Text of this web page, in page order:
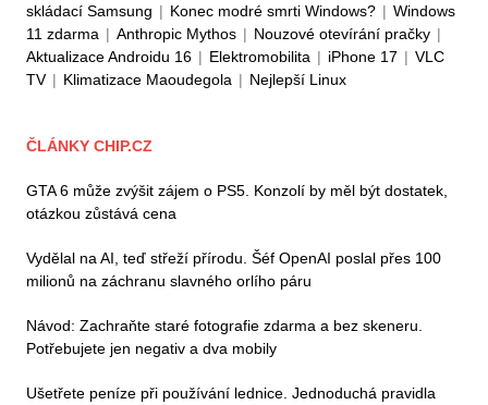
skládací Samsung | Konec modré smrti Windows? | Windows
11 zdarma | Anthropic Mythos | Nouzové otevírání pračky |
Aktualizace Androidu 16 | Elektromobilita | iPhone 17 | VLC
TV | Klimatizace Maoudegola | Nejlepší Linux
ČLÁNKY CHIP.CZ
GTA 6 může zvýšit zájem o PS5. Konzolí by měl být dostatek,
otázkou zůstává cena
Vydělal na AI, teď střeží přírodu. Šéf OpenAI poslal přes 100
milionů na záchranu slavného orlího páru
Návod: Zachraňte staré fotografie zdarma a bez skeneru.
Potřebujete jen negativ a dva mobily
Ušetřete peníze při používání lednice. Jednoduchá pravidla